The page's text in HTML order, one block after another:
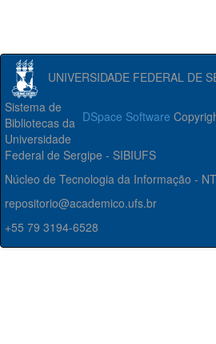
UNIVERSIDADE FEDERAL DE
DSpace Software
Sistema de
Bibliotecas da
Universidade
Federal de Sergipe - SIBIUFS
Núcleo de Tecnologia da Informação -
repositorio@academico.ufs.br
+55 79 3194-6528